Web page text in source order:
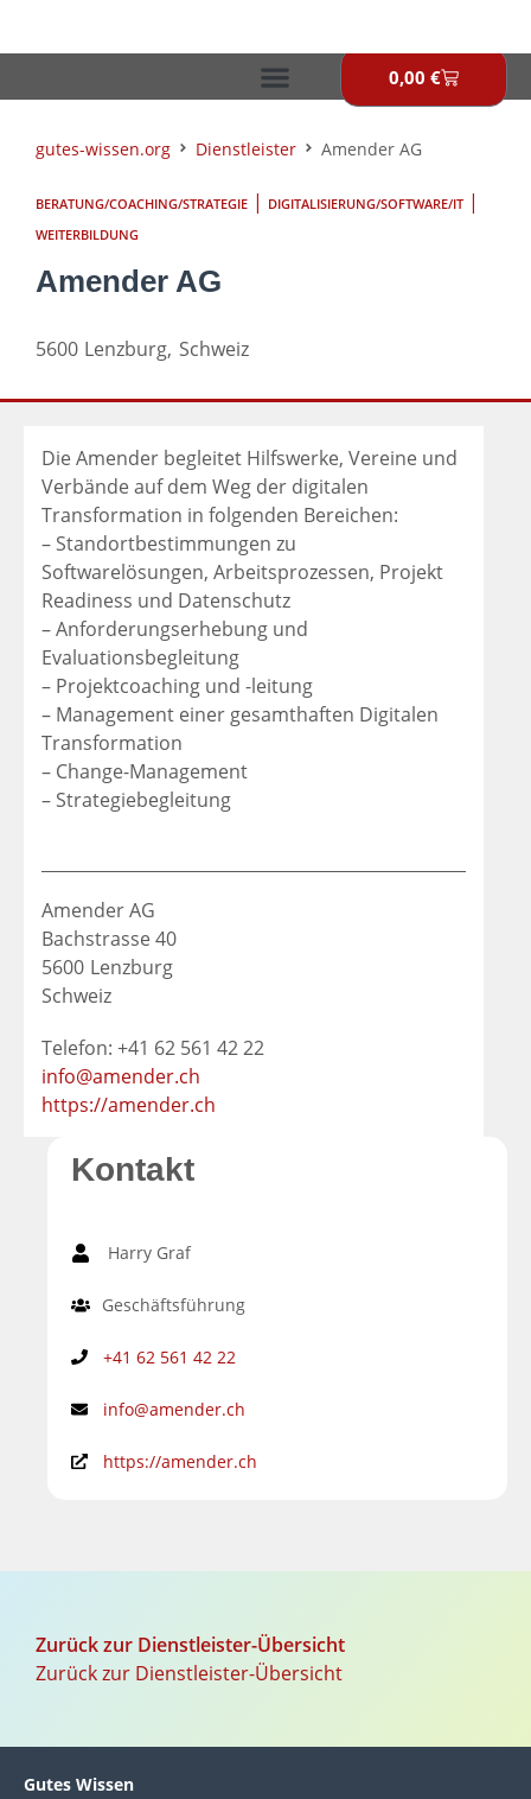
0,00 €
gutes-wissen.org Dienstleister Amender AG
BERATUNG/COACHING/STRATEGIE | DIGITALISIERUNG/SOFTWARE/IT |
WEITERBILDUNG
Amender AG
5600 Lenzburg, Schweiz
Die Amender begleitet Hilfswerke, Vereine und
Verbände auf dem Weg der digitalen
Transformation in folgenden Bereichen:
– Standortbestimmungen zu
Softwarelösungen, Arbeitsprozessen, Projekt
Readiness und Datenschutz
– Anforderungserhebung und
Evaluationsbegleitung
– Projektcoaching und -leitung
– Management einer gesamthaften Digitalen
Transformation
– Change-Management
– Strategiebegleitung
Amender AG
Bachstrasse 40
5600 Lenzburg
Schweiz
Telefon: +41 62 561 42 22
info@amender.ch
https://amender.ch
Kontakt
Harry Graf
Geschäftsführung
+41 62 561 42 22
info@amender.ch
https://amender.ch
Zurück zur Dienstleister-Übersicht
Zurück zur Dienstleister-Übersicht
Gutes Wissen